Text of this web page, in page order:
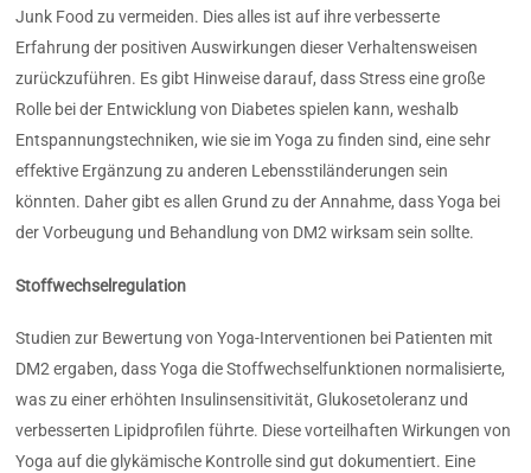
Junk Food zu vermeiden. Dies alles ist auf ihre verbesserte
Erfahrung der positiven Auswirkungen dieser Verhaltensweisen
zurückzuführen. Es gibt Hinweise darauf, dass Stress eine große
Rolle bei der Entwicklung von Diabetes spielen kann, weshalb
Entspannungstechniken, wie sie im Yoga zu finden sind, eine sehr
effektive Ergänzung zu anderen Lebensstiländerungen sein
könnten. Daher gibt es allen Grund zu der Annahme, dass Yoga bei
der Vorbeugung und Behandlung von DM2 wirksam sein sollte.
Stoffwechselregulation
Studien zur Bewertung von Yoga-Interventionen bei Patienten mit
DM2 ergaben, dass Yoga die Stoffwechselfunktionen normalisierte,
was zu einer erhöhten Insulinsensitivität, Glukosetoleranz und
verbesserten Lipidprofilen führte. Diese vorteilhaften Wirkungen von
Yoga auf die glykämische Kontrolle sind gut dokumentiert. Eine